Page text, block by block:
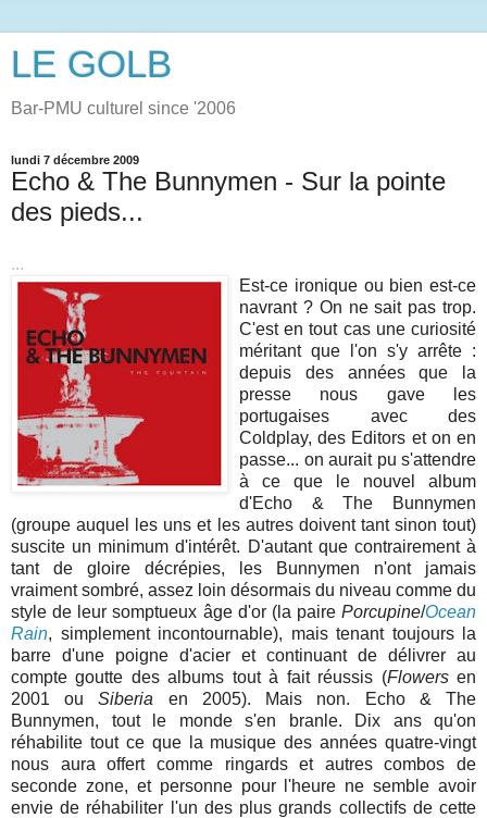
LE GOLB
Bar-PMU culturel since '2006
lundi 7 décembre 2009
Echo & The Bunnymen - Sur la pointe
des pieds...
...
Est-ce ironique ou bien est-ce
navrant ? On ne sait pas trop.
C'est en tout cas une curiosité
méritant que l'on s'y arrête :
depuis des années que la
presse nous gave les
portugaises avec des
Coldplay, des Editors et on en
passe... on aurait pu s'attendre
à ce que le nouvel album
d'Echo & The Bunnymen
(groupe auquel les uns et les autres doivent tant sinon tout)
suscite un minimum d'intérêt. D'autant que contrairement à
tant de gloire décrépies, les Bunnymen n'ont jamais
vraiment sombré, assez loin désormais du niveau comme du
style de leur somptueux âge d'or (la paire Porcupine/Ocean
Rain, simplement incontournable), mais tenant toujours la
barre d'une poigne d'acier et continuant de délivrer au
compte goutte des albums tout à fait réussis (Flowersen
2001 ouSiberia en 2005). Mais non. Echo & The
Bunnymen, tout le monde s'en branle. Dix ans qu'on
réhabilite tout ce que la musique des années quatre-vingt
nous aura offert comme ringards et autres combos de
seconde zone, et personne pour l'heure ne semble avoir
envie de réhabiliter l'un des plus grands collectifs de cette